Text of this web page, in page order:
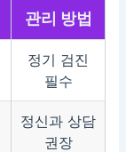
관리 방법
정기 검진
필수
정신과 상담
권장